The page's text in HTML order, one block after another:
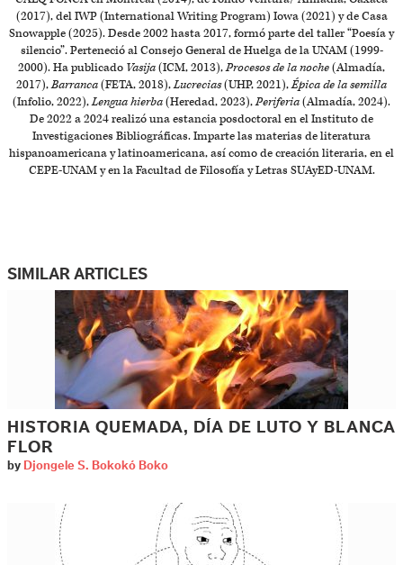
(2017), del IWP (International Writing Program) Iowa (2021) y de Casa
Snowapple (2025). Desde 2002 hasta 2017, formó parte del taller “Poesía y
silencio”. Perteneció al Consejo General de Huelga de la UNAM (1999-
2000). Ha publicado Vasija(ICM, 2013),Procesos de la noche(Almadía,
2017),Barranca(FETA, 2018),Lucrecias(UHP, 2021),Épica de la semilla
(Infolio, 2022),Lengua hierba(Heredad, 2023),Periferia(Almadía, 2024).
De 2022 a 2024 realizó una estancia posdoctoral en el Instituto de
Investigaciones Bibliográficas. Imparte las materias de literatura
hispanoamericana y latinoamericana, así como de creación literaria, en el
CEPE-UNAM y en la Facultad de Filosofía y Letras SUAyED-UNAM.
SIMILAR ARTICLES
HISTORIA QUEMADA, DÍA DE LUTO Y BLANCA
FLOR
by Djongele S. Bokokó Boko